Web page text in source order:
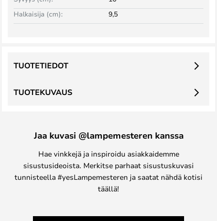
Halkaisija (cm):
9,5
TUOTEKUVAUS
TUOTETIEDOT
Jaa kuvasi @lampemesteren kanssa
Hae vinkkejä ja inspiroidu asiakkaidemme
sisustusideoista. Merkitse parhaat sisustuskuvasi
tunnisteella #yesLampemesteren ja saatat nähdä kotisi
täällä!